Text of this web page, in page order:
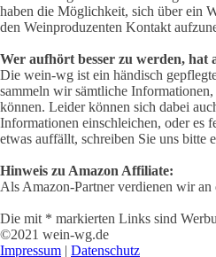
haben die Möglichkeit, sich über ein
den Weinproduzenten Kontakt
Wer aufhört besser zu werden, hat
Die wein-wg ist ein händisch
sammeln wir sämtliche
können. Leider können sich dabei
Informationen einschleichen, oder es
etwas auffällt, schreiben Sie uns bitte
Hinweis zu Amazon Affiliate:
Als Amazon-Partner verdienen wir
Die mit * markierten Links sind
©2021 wein-wg.de
Impressum | Datenschutz